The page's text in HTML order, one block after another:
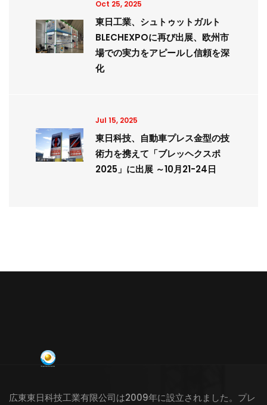
Oct 25, 2025
東日工業、シュトゥットガルト
BLECHEXPOに再び出展、欧州市
場での実力をアピールし信頼を深
化
Jul 15, 2025
東日科技、自動車プレス金型の技
術力を携えて「ブレッヘクスポ
2025」に出展 ～10月21-24日
広東東日科技工業有限公司は2009年に設立されました。プレ